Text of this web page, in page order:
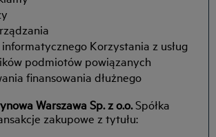
Korzystania z usług
podmiotów powiązanych
finansowania dłużnego
Warszawa Sp. z o.o.Spółka
zakupowe z tytułu: